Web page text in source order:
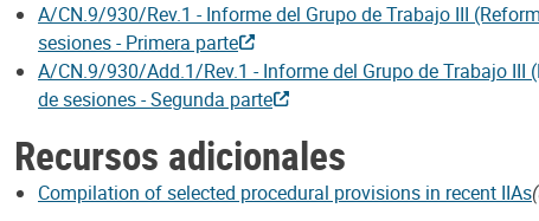
A/CN.9/930/Rev.1 - Informe del Grupo de Trabajo III
sesiones - Primera parte
A/CN.9/930/Add.1/Rev.1 - Informe del Grupo de Trabajo
de sesiones - Segunda parte
Recursos adicionales
Compilation of selected procedural provisions in recent IIAs